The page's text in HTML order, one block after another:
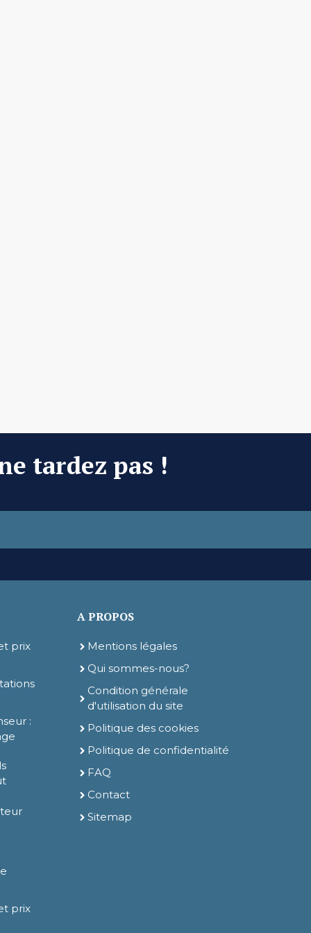
tardez pas !
prix
:
prix
A PROPOS
Mentions légales
Qui sommes-nous?
Condition générale
d'utilisation du site
Politique des cookies
Politique de confidentialité
FAQ
Contact
Sitemap